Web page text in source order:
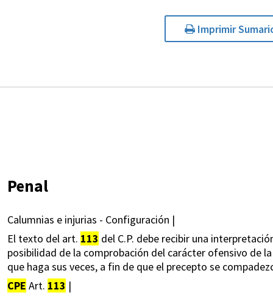
Imprimir
Penal
Calumnias e injurias - Configuración |
El texto del art. 113 del C.P. debe recibir una
posibilidad de la comprobación del carácter ofensivo de
que haga sus veces, a fin de que el precepto se
CPE Art. 113 |